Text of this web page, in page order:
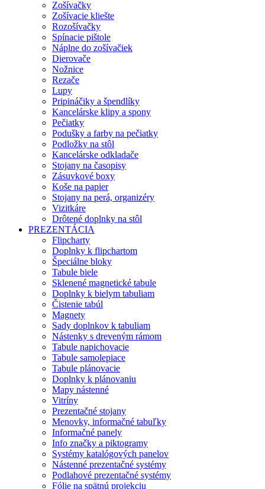
Zošívačky
Zošívacie kliešte
Rozošívačky
Spínacie pištole
Náplne do zošívačiek
Dierovače
Nožnice
Rezače
Lupy
Pripináčiky a špendlíky
Kancelárske klipy a spony
Pečiatky
Podušky a farby na pečiatky
Podložky na stôl
Kancelárske odkladače
Stojany na časopisy
Zásuvkové boxy
Koše na papier
Stojany na perá, organizéry
Vizitkáre
Drôtené doplnky na stôl
PREZENTÁCIA
Flipcharty
Doplnky k flipchartom
Špeciálne bloky
Tabule biele
Sklenené magnetické tabule
Doplnky k bielym tabuliam
Čistenie tabúl
Magnety
Sady doplnkov k tabuliam
Nástenky s dreveným rámom
Tabule napichovacie
Tabule samolepiace
Tabule plánovacie
Doplnky k plánovaniu
Mapy nástenné
Vitríny
Prezentačné stojany
Menovky, informačné tabuľky
Informačné panely
Info značky a piktogramy
Systémy katalógových panelov
Nástenné prezentačné systémy
Podlahové prezentačné systémy
Fólie na spätnú projekciu